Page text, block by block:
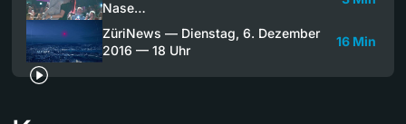
Nase…
ZüriNews — Dienstag, 6. Dezember
2016 — 18 Uhr
16 Min